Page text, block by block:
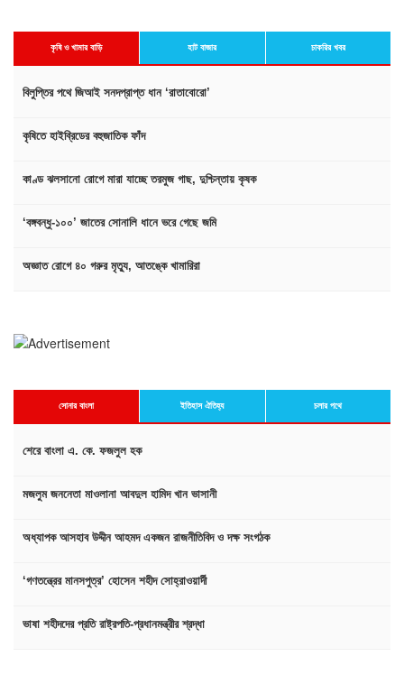
কৃষি ও খামার বাড়ি হাট বাজার চাকরির খবর
বিলুপ্তির পথে জিআই সনদপ্রাপ্ত ধান ‘রাতাবোরো’
কৃষিতে হাইব্রিডের বহুজাতিক ফাঁদ
কাণ্ড ঝলসানো রোগে মারা যাচ্ছে তরমুজ গাছ, দুশ্চিন্তায় কৃষক
‘বঙ্গবন্ধু-১০০’ জাতের সোনালি ধানে ভরে গেছে জমি
অজ্ঞাত রোগে ৪০ গরুর মৃত্যু, আতঙ্কে খামারিরা
সোনার বাংলা ইতিহাস ঐতিহ্য চলার পথে
শেরে বাংলা এ. কে. ফজলুল হক
মজলুম জননেতা মাওলানা আবদুল হামিদ খান ভাসানী
অধ্যাপক আসহাব উদ্দীন আহমদ একজন রাজনীতিবিদ ও দক্ষ সংগঠক
‘গণতন্ত্রের মানসপুত্র’ হোসেন শহীদ সোহ্‌রাওয়ার্দী
ভাষা শহীদদের প্রতি রাষ্ট্রপতি-প্রধানমন্ত্রীর শ্রদ্ধা